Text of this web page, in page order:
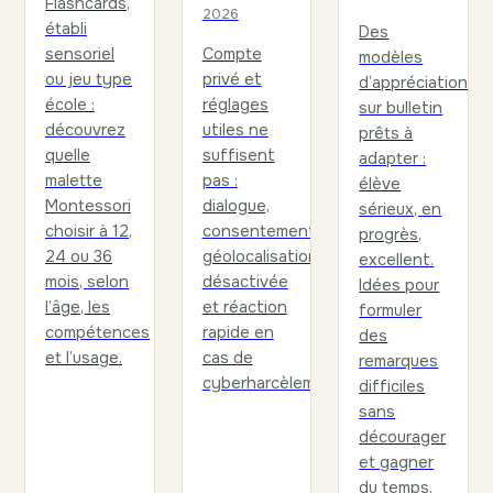
établi
sensoriel
ou jeu type
école :
découvrez
quelle
malette
Montessori
choisir à 12,
24 ou 36
mois, selon
l’âge, les
compétences
et l’usage.
2026
Compte
privé et
réglages
utiles ne
suffisent
pas :
dialogue,
consentement,
géolocalisation
désactivée
et réaction
rapide en
cas de
cyberharcèlement.
Des
modèles
d’appréciation
sur bulletin
prêts à
adapter :
élève
sérieux, en
progrès,
excellent.
Idées pour
formuler
des
remarques
difficiles
sans
décourager
et gagner
du temps.